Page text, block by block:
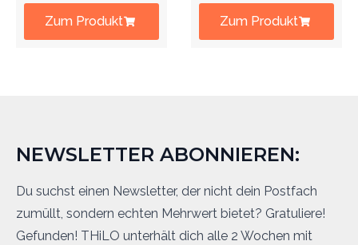
Zum Produkt Zum Produkt
NEWSLETTER ABONNIEREN:
Du suchst einen Newsletter, der nicht dein Postfach
zumüllt, sondern echten Mehrwert bietet? Gratuliere!
Gefunden! THiLO unterhält dich alle 2 Wochen mit